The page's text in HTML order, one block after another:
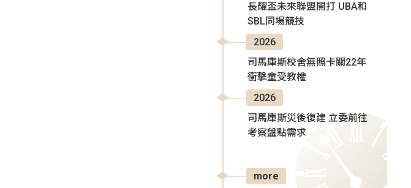
長耀盃未來聯盟開打 UBA和
SBL同場競技
2026
司馬庫斯校舍無照卡關22年
衝擊童受教權
2026
司馬庫斯災後復建 立委前往
考察盤點需求
more